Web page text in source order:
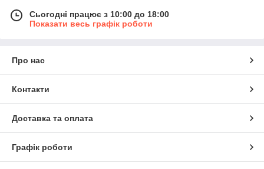
Сьогодні працює з 10:00 до 18:00
Показати весь графік роботи
Про нас
Контакти
Доставка та оплата
Графік роботи